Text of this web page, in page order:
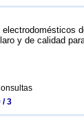
y de calidad
/ 3